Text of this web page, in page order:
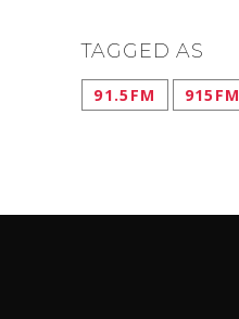
TAGGED AS
91.5FM 915FM